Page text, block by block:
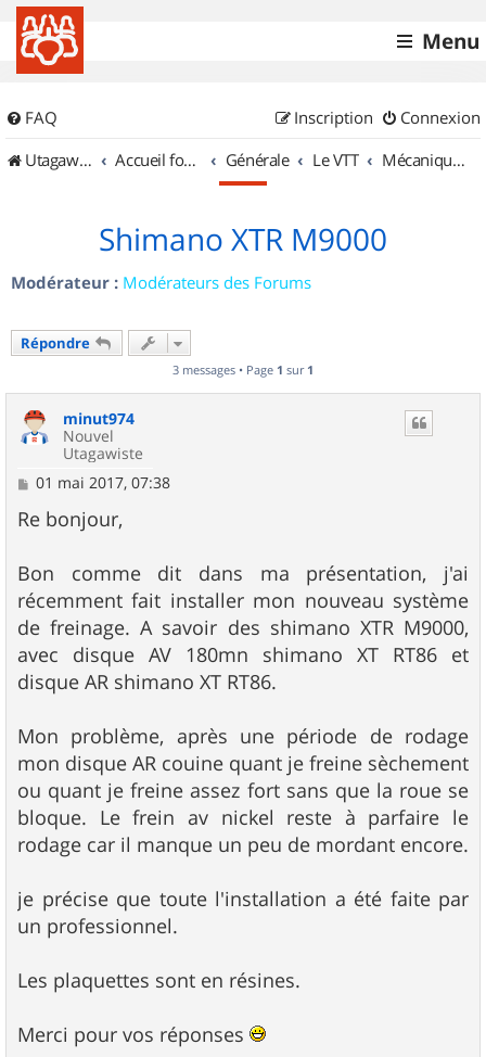
Menu
FAQ Connexion
Inscription
UtagawaVTT (Randos VTT et VTTAE avec traces GPS)
Accueil forum Générale Le VTT Mécanique et Entretiens
Shimano XTR M9000
Modérateur : Modérateurs des Forums
Répondre
3 messages • Page 1 sur 1
minut974
Nouvel
Utagawiste
M
s
s
g
e
01 mai 2017, 07:38
Re bonjour,
Bon comme dit dans ma présentation, j'ai
récemment fait installer mon nouveau système
de freinage. A savoir des shimano XTR M9000,
avec disque AV 180mn shimano XT RT86 et
disque AR shimano XT RT86.
Mon problème, après une période de rodage
mon disque AR couine quant je freine sèchement
ou quant je freine assez fort sans que la roue se
bloque. Le frein av nickel reste à parfaire le
rodage car il manque un peu de mordant encore.
je précise que toute l'installation a été faite par
un professionnel.
Les plaquettes sont en résines.
Merci pour vos réponses